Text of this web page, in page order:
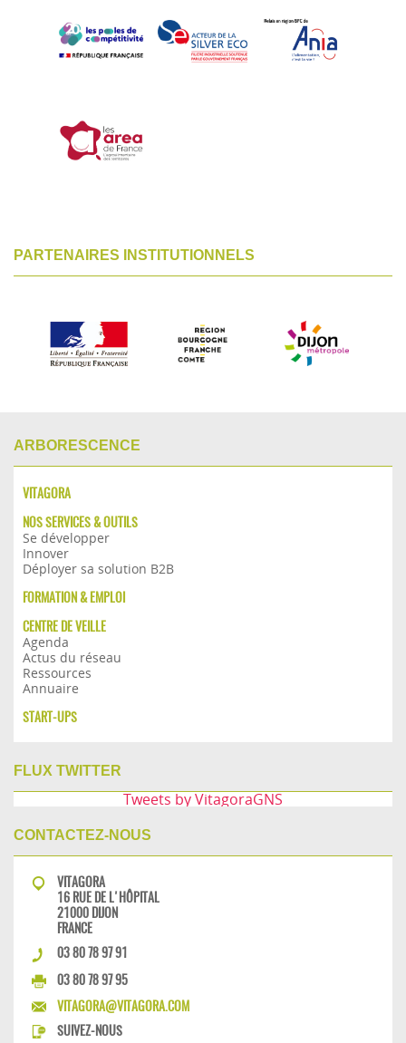
PARTENAIRES INSTITUTIONNELS
ARBORESCENCE
VITAGORA
NOS SERVICES & OUTILS
Se développer
Innover
Déployer sa solution B2B
FORMATION & EMPLOI
CENTRE DE VEILLE
Agenda
Actus du réseau
Ressources
Annuaire
START-UPS
FLUX TWITTER
Tweets by VitagoraGNS
CONTACTEZ-NOUS
VITAGORA
16 RUE DE L'HÔPITAL
21000 DIJON
FRANCE
03 80 78 97 91
03 80 78 97 95
VITAGORA@VITAGORA.COM
SUIVEZ-NOUS